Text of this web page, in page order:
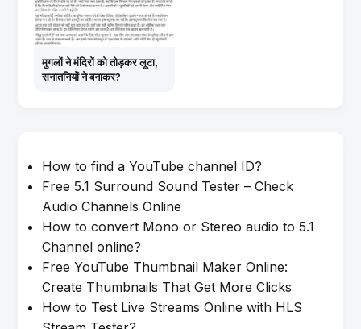
मुगलों ने मंदिरों को तोड़कर लूटा,
सनातन‍ियों ने बनाकर?
How to find a YouTube channel ID?
Free 5.1 Surround Sound Tester – Check
Audio Channels Online
How to convert Mono or Stereo audio to 5.1
Channel online?
Free YouTube Thumbnail Maker Online:
Create Thumbnails That Get More Clicks
How to Test Live Streams Online with HLS